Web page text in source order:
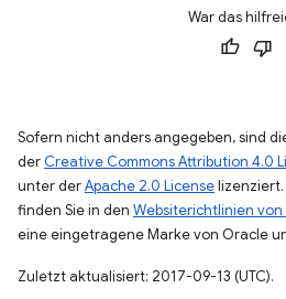
War das
Sofern nicht anders angegeben, sind
der Creative Commons Attribution 4.0
unter derApache 2.0 License
finden Sie in den Websiterichtlinien
eine eingetragene Marke von Oracle
Zuletzt aktualisiert: 2017-09-13 (UTC).